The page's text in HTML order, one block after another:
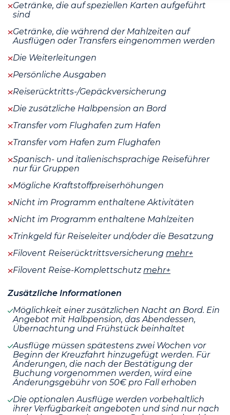
Getränke, die auf speziellen Karten aufgeführt
sind
Getränke, die während der Mahlzeiten auf
Ausflügen oder Transfers eingenommen werden
Die Weiterleitungen
Persönliche Ausgaben
Reiserücktritts-/Gepäckversicherung
Die zusätzliche Halbpension an Bord
Transfer vom Flughafen zum Hafen
Transfer vom Hafen zum Flughafen
Spanisch- und italienischsprachige Reiseführer
nur für Gruppen
Mögliche Kraftstoffpreiserhöhungen
Nicht im Programm enthaltene Aktivitäten
Nicht im Programm enthaltene Mahlzeiten
Trinkgeld für Reiseleiter und/oder die Besatzung
Filovent Reiserücktrittsversicherung mehr+
Filovent Reise-Komplettschutzmehr+
Zusätzliche Informationen
Möglichkeit einer zusätzlichen Nacht an Bord. Ein
Angebot mit Halbpension, das Abendessen,
Übernachtung und Frühstück beinhaltet
Ausflüge müssen spätestens zwei Wochen vor
Beginn der Kreuzfahrt hinzugefügt werden. Für
Änderungen, die nach der Bestätigung der
Buchung vorgenommen werden, wird eine
Änderungsgebühr von 50€ pro Fall erhoben
Die optionalen Ausflüge werden vorbehaltlich
ihrer Verfügbarkeit angeboten und sind nur nach